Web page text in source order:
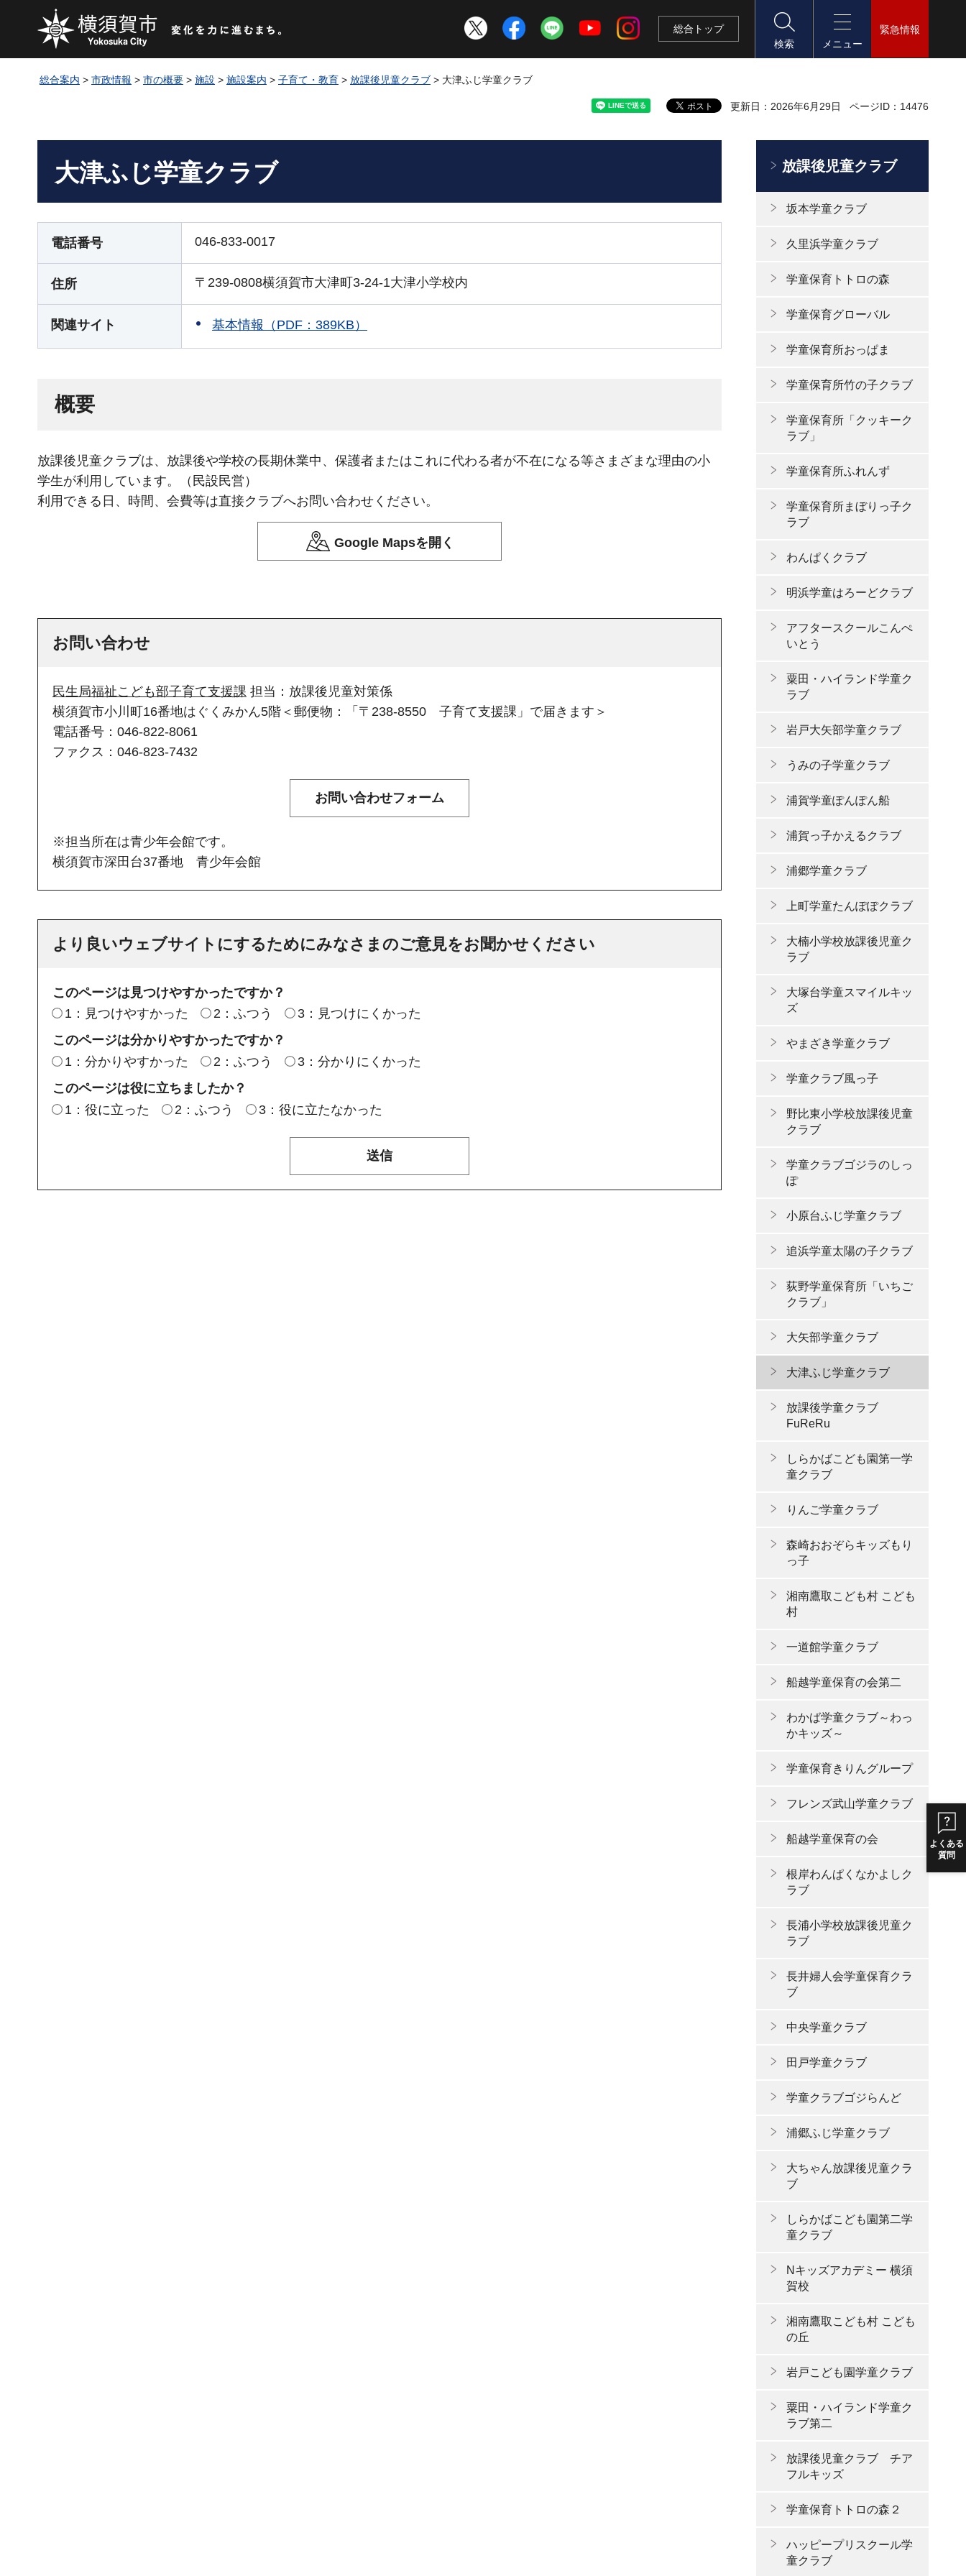
総合 トップ
検索
メニュー
緊急情報
よくある
質問
総合案内 > 市政情報 > 市の概要 > 施設 > 施設案内 > 子育て・教育 > 放課後児童クラブ > 大津ふじ学童クラブ
更新日：2026年6月29日 ページID：14476
大津ふじ学童クラブ
電話番号 046-833-0017
住所 〒239-0808横須賀市大津町3-24-1大津小学校内
関連サイト 基本情報（PDF：389KB）
概要
放課後児童クラブは、放課後や学校の長期休業中、保護者またはこれに代わる者が不在になる等さまざまな理由の小
学生が利用しています。（民設民営）
利用できる日、時間、会費等は直接クラブへお問い合わせください。
Google Mapsを開く
お問い合わせ
民生局福祉こども部子育て支援課 担当：放課後児童対策係
横須賀市小川町16番地はぐくみかん5階＜郵便物：「〒238-8550 子育て支援課」で届きます＞
電話番号：046-822-8061
ファクス：046-823-7432
※担当所在は青少年会館です。
横須賀市深田台37番地 青少年会館
より良いウェブサイトにするためにみなさまのご意見をお聞かせください
このページは見つけやすかったですか？
1：見つけやすかった
2：ふつう
3：見つけにくかった
このページは分かりやすかったですか？
1：分かりやすかった
2：ふつう
3：分かりにくかった
このページは役に立ちましたか？
1：役に立った
2：ふつう 3：役に立たなかった
放課後児童クラブ
坂本学童クラブ
久里浜学童クラブ
学童保育トトロの森
学童保育グローバル
学童保育所おっぱま
学童保育所竹の子クラブ
学童保育所「クッキーク
ラブ」
学童保育所ふれんず
学童保育所まぼりっ子ク
ラブ
わんぱくクラブ
明浜学童はろーどクラブ
アフタースクールこんぺ
いとう
粟田・ハイランド学童ク
ラブ
岩戸大矢部学童クラブ
うみの子学童クラブ
浦賀学童ぽんぽん船
浦賀っ子かえるクラブ
浦郷学童クラブ
上町学童たんぽぽクラブ
大楠小学校放課後児童ク
ラブ
大塚台学童スマイルキッ
ズ
やまざき学童クラブ
学童クラブ風っ子
野比東小学校放課後児童
クラブ
学童クラブゴジラのしっ
ぽ
小原台ふじ学童クラブ
追浜学童太陽の子クラブ
荻野学童保育所「いちご
クラブ」
大矢部学童クラブ
大津ふじ学童クラブ
放課後学童クラブ
FuReRu
しらかばこども園第一学
童クラブ
りんご学童クラブ
森崎おおぞらキッズもり
っ子
湘南鷹取こども村 こども
村
一道館学童クラブ
船越学童保育の会第二
わかば学童クラブ～わっ
かキッズ～
学童保育きりんグループ
フレンズ武山学童クラブ
船越学童保育の会
根岸わんぱくなかよしク
ラブ
長浦小学校放課後児童ク
ラブ
長井婦人会学童保育クラ
ブ
中央学童クラブ
田戸学童クラブ
学童クラブゴジらんど
浦郷ふじ学童クラブ
大ちゃん放課後児童クラ
ブ
しらかばこども園第二学
童クラブ
Nキッズアカデミー 横須
賀校
湘南鷹取こども村 こども
の丘
岩戸こども園学童クラブ
粟田・ハイランド学童ク
ラブ第二
放課後児童クラブ チア
フルキッズ
学童保育トトロの森２
ハッピープリスクール学
童クラブ